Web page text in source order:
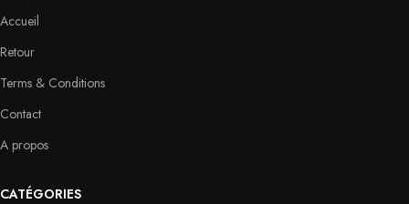
Accueil
Retour
Terms & Conditions
Contact
A propos
CATÉGORIES